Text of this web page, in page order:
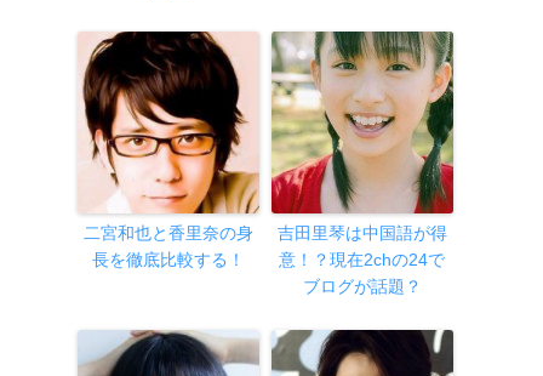
二宮和也と香里奈の身
長を徹底比較する！
吉田里琴は中国語が得
意！？現在2chの24で
ブログが話題？